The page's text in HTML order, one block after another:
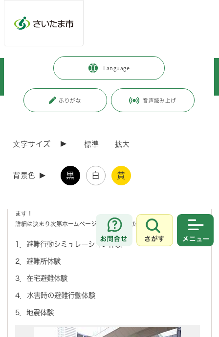
Language
ふりがな 音声読み上げ
文字サイズ 標準 拡大
背景色 黒 白 黄
お問合せ
さがす
南区 区政情報 > 区政について 区の取り組み
安全・安心なまちづくり
更新日付：2026年7月13日 / ページ番号：C131305
開催します
開催概要
ます！
詳細は決まり次第ホームページでお知らせいたします。
1．避難行動シミュレーション体験
2．避難所体験
3．在宅避難体験
4．水害時の避難行動体験
5．地震体験